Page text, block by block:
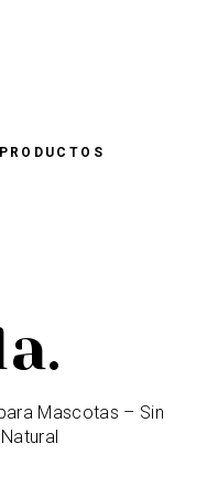
Mascotas – Sin